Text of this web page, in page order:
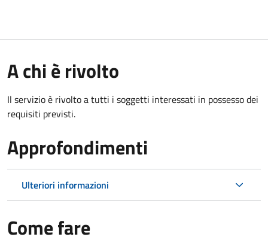
A chi è rivolto
Il servizio è rivolto a tutti i soggetti interessati in possesso dei
requisiti previsti.
Approfondimenti
Ulteriori informazioni
Come fare